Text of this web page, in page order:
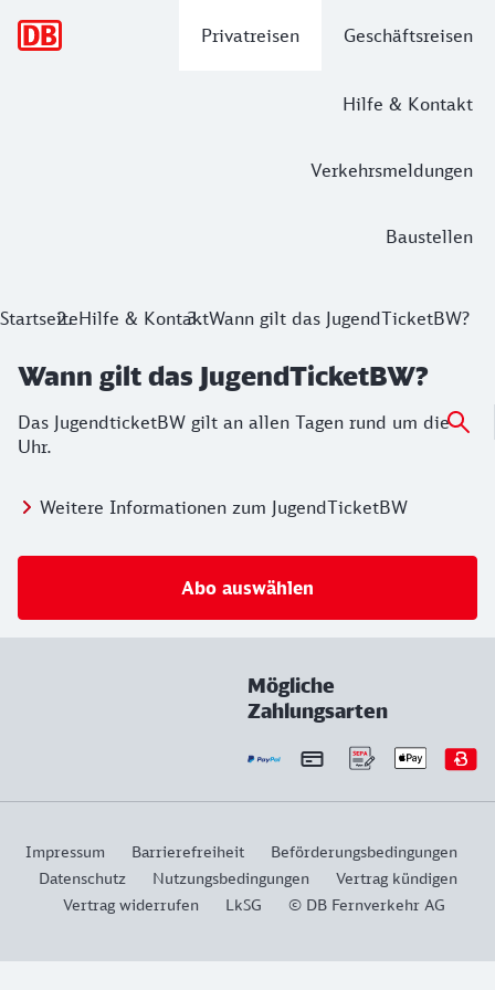
Privatreisen Geschäftsreisen
Hilfe & Kontakt
Verkehrsmeldungen
Baustellen
StartseiteHilfe & KontaktWann gilt das JugendTicketBW?
Wann gilt das JugendTicketBW?
Das JugendticketBW gilt an allen Tagen rund um die
Uhr.
Weitere Informationen zum JugendTicketBW
Abo auswählen
Mögliche
Zahlungsarten
Impressum Barrierefreiheit
Beförderungsbedingungen
Datenschutz
Nutzungsbedingungen
Vertrag kündigen
Vertrag widerrufen
LkSG © DB Fernverkehr AG